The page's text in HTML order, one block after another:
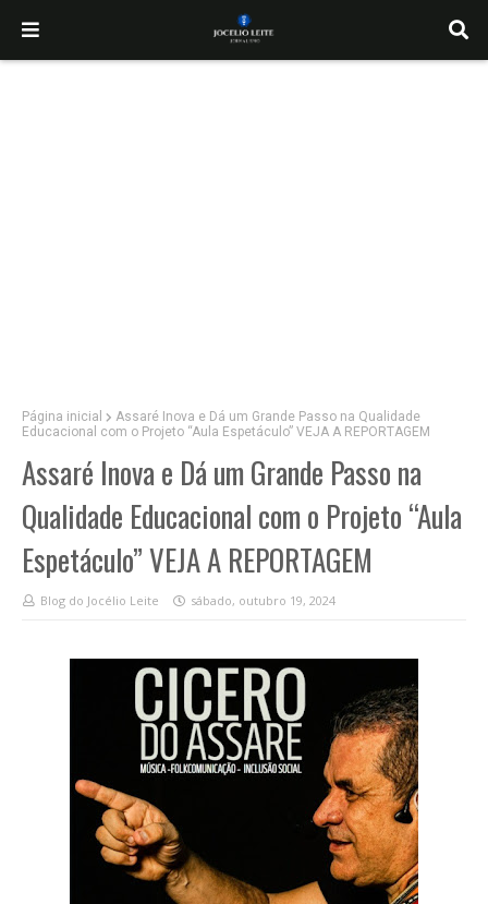
Página inicial
Assaré Inova e Dá um Grande Passo na Qualidade
Educacional com o Projeto “Aula Espetáculo” VEJA A REPORTAGEM
Assaré Inova e Dá um Grande Passo na
Qualidade Educacional com o Projeto “Aula
Espetáculo” VEJA A REPORTAGEM
Blog do Jocélio Leite sábado, outubro 19, 2024